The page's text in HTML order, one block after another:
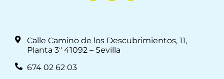
Calle Camino de los Descubrimientos, 11,
Planta 3ª 41092 – Sevilla
674 02 62 03